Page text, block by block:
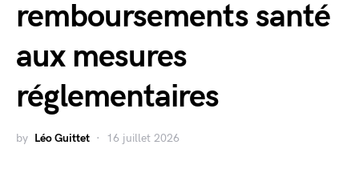
remboursements santé
aux mesures
réglementaires
by Léo Guittet 16 juillet 2026